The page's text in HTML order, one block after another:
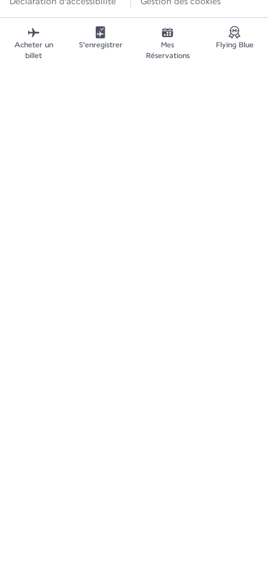
Acheter un
billet
S'enregistrer
Mes
Réservations
Flying Blue